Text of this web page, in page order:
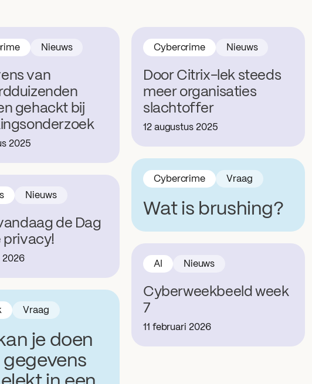
van
gehackt bij
Nieuws
2025
Door Citrix-lek steeds
meer organisaties
slachtoffer
Cybercrime Nieuws
12 augustus 2025
Wat is brushing?
Cybercrime Vraag
de Dag
privacy!
Nieuws
2026
Cyberweekbeeld week
7
AI Nieuws
11 februari 2026
je doen
gegevens
Vraag